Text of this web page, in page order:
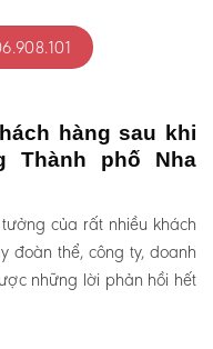
hàng sau khi
Thành phố Nha
của rất nhiều khách
đoàn thể, công ty, doanh
những lời phản hồi hết